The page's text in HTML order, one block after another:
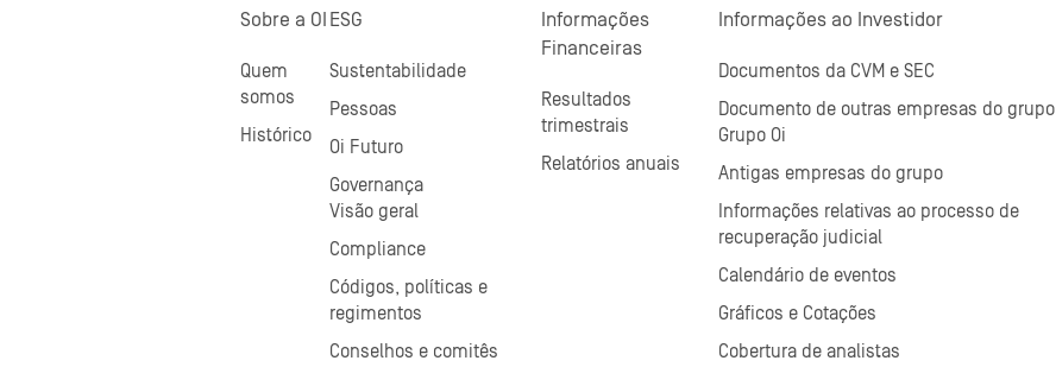
Sobre a OI
Quem
somos
Histórico
ESG
Sustentabilidade
Pessoas
Oi Futuro
Governança
Visão geral
Compliance
Códigos, políticas e
regimentos
Conselhos e comitês
Informações
Financeiras
Resultados
trimestrais
Relatórios anuais
Informações ao Investidor
Documentos da CVM e SEC
Documento de outras empresas do grupo
Grupo Oi
Antigas empresas do grupo
Informações relativas ao processo de
recuperação judicial
Calendário de eventos
Gráficos e Cotações
Cobertura de analistas